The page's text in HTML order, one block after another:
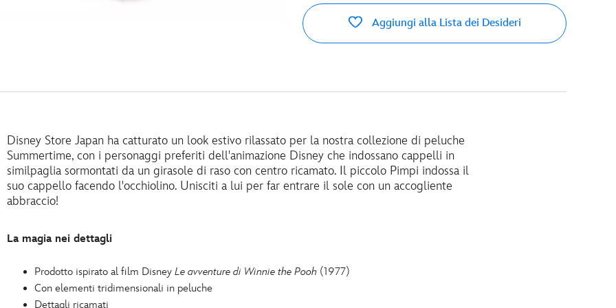
Aggiungi alla Lista dei Desideri
Disney Store Japan ha catturato un look estivo rilassato per la nostra collezione di peluche
Summertime, con i personaggi preferiti dell'animazione Disney che indossano cappelli in
similpaglia sormontati da un girasole di raso con centro ricamato. Il piccolo Pimpi indossa il
suo cappello facendo l'occhiolino. Unisciti a lui per far entrare il sole con un accogliente
abbraccio!
La magia nei dettagli
Prodotto ispirato al film Disney Le avventure di Winnie the Pooh (1977)
Con elementi tridimensionali in peluche
Dettagli ricamati